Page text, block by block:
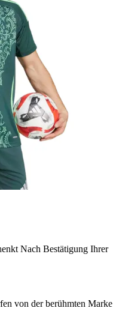
Nach Bestätigung Ihrer
von der berühmten Marke